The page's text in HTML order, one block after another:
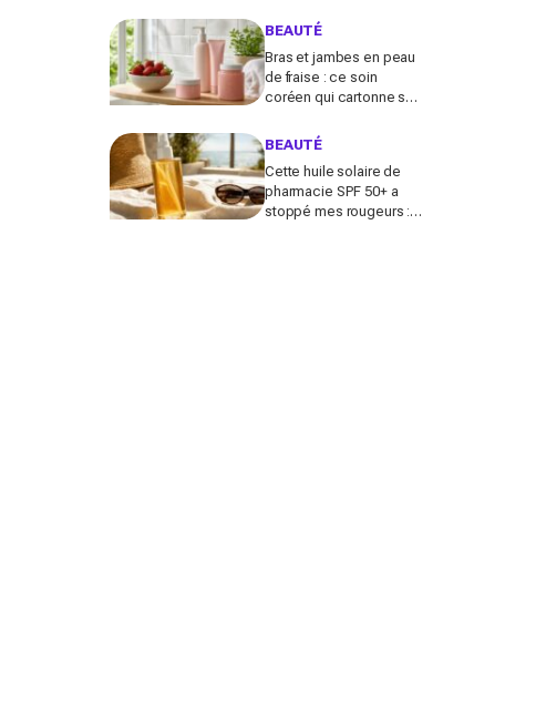
: faut-il vraiment se ruer
BEAUTÉ
Bras et jambes en peau
de fraise : ce soin
coréen qui cartonne sur
la peau, mais pas pour
BEAUTÉ
Cette huile solaire de
pharmacie SPF 50+ a
stoppé mes rougeurs :